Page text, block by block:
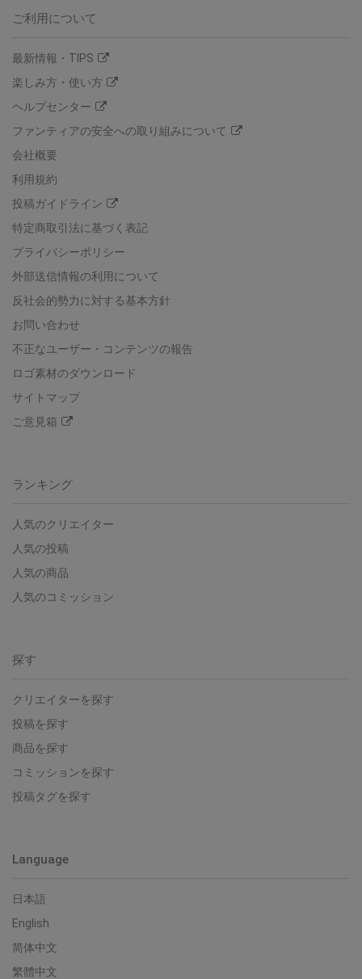
ご利用について
最新情報・TIPS
楽しみ方・使い方
ヘルプセンター
ファンティアの安全への取り組みについて
会社概要
利用規約
投稿ガイドライン
特定商取引法に基づく表記
プライバシーポリシー
外部送信情報の利用について
反社会的勢力に対する基本方針
お問い合わせ
不正なユーザー・コンテンツの報告
ロゴ素材のダウンロード
サイトマップ
ご意見箱
ランキング
人気のクリエイター
人気の投稿
人気の商品
人気のコミッション
探す
クリエイターを探す
投稿を探す
商品を探す
コミッションを探す
投稿タグを探す
Language
日本語
English
简体中文
繁體中文